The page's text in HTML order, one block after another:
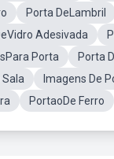
Porta DeLambril
Adesivada
Porta Porta
Imagens De
PortaoDe Ferro